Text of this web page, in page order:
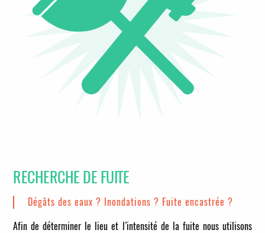
RECHERCHE DE FUITE
Dégâts des eaux ? Inondations ? Fuite encastrée ?
Afin de déterminer le lieu et l’intensité de la fuite nous utilisons